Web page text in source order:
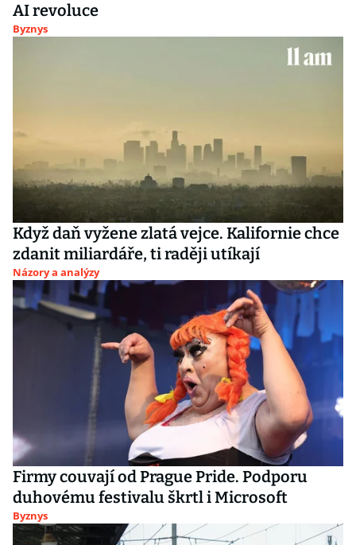
AI revoluce
Byznys
Když daň vyžene zlatá vejce. Kalifornie chce
zdanit miliardáře, ti raději utíkají
Názory a analýzy
Firmy couvají od Prague Pride. Podporu
duhovému festivalu škrtl i Microsoft
Byznys